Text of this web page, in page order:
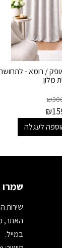
/ רומא -
מלון
₪
₪
לעגלה
שירות
האתר,
במייל.